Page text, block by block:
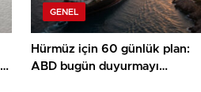
GENEL
Hürmüz için 60 günlük plan:
ABD bugün duyurmayı